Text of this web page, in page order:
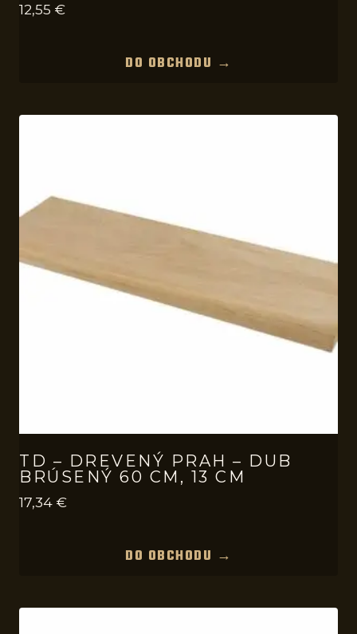
12,55 €
DO OBCHODU →
TD – DREVENÝ PRAH – DUB
BRÚSENÝ 60 CM, 13 CM
17,34 €
DO OBCHODU →